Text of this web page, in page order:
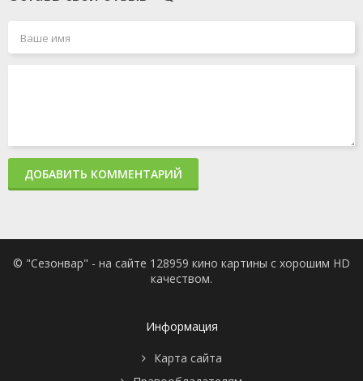
ДОБАВИТЬ КОММЕНТАРИЙ
© "Сезонвар" - на сайте 128959 кино картины с хорошим HD
качеством.
Информация
Карта сайта